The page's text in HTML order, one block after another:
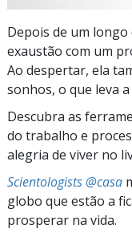
Depois de um longo
exaustão com um
Ao despertar, ela
sonhos, o que leva
Descubra as
do trabalho e
alegria de viver no
Scientologists @casa
globo que estão a
prosperar na vida.